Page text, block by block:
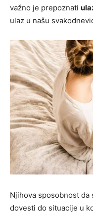
važno je prepoznati
ulaz u našu
Njihova sposobnost da
dovesti do situacije u